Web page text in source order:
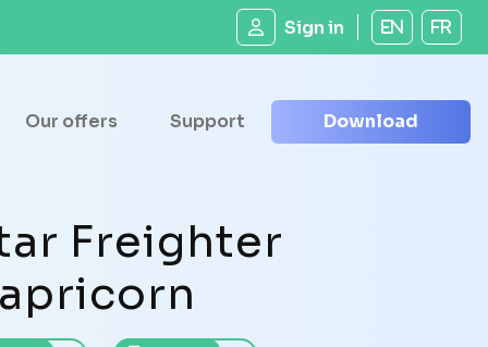
Sign in EN FR
Our offers Support Download
Freighter